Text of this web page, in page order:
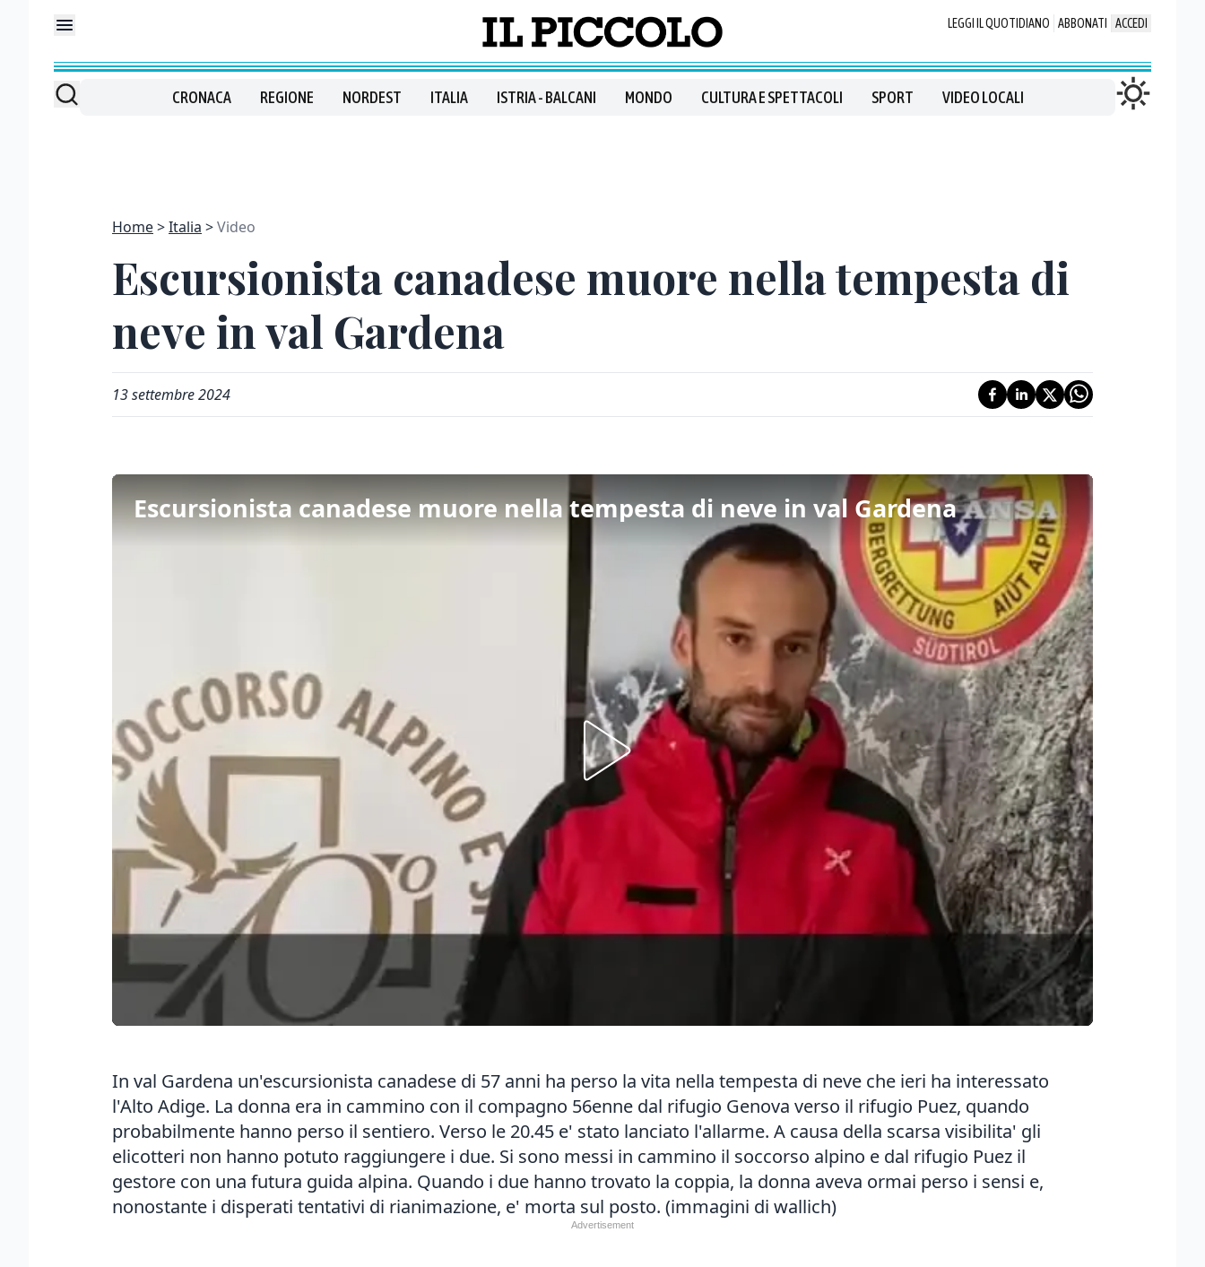
LEGGI IL QUOTIDIANO ABBONATI ACCEDI
CRONACA REGIONE NORDEST ITALIA ISTRIA - BALCANI MONDO CULTURA E SPETTACOLI SPORT VIDEO LOCALI
Home Italia Video
Escursionista canadese muore nella tempesta di
neve in val Gardena
13 settembre 2024
Escursionista canadese muore nella tempesta di neve in val Gardena
In val Gardena un'escursionista canadese di 57 anni ha perso la vita nella tempesta di neve che ieri ha interessato
l'Alto Adige. La donna era in cammino con il compagno 56enne dal rifugio Genova verso il rifugio Puez, quando
probabilmente hanno perso il sentiero. Verso le 20.45 e' stato lanciato l'allarme. A causa della scarsa visibilita' gli
elicotteri non hanno potuto raggiungere i due. Si sono messi in cammino il soccorso alpino e dal rifugio Puez il
gestore con una futura guida alpina. Quando i due hanno trovato la coppia, la donna aveva ormai perso i sensi e,
nonostante i disperati tentativi di rianimazione, e' morta sul posto. (immagini di wallich)